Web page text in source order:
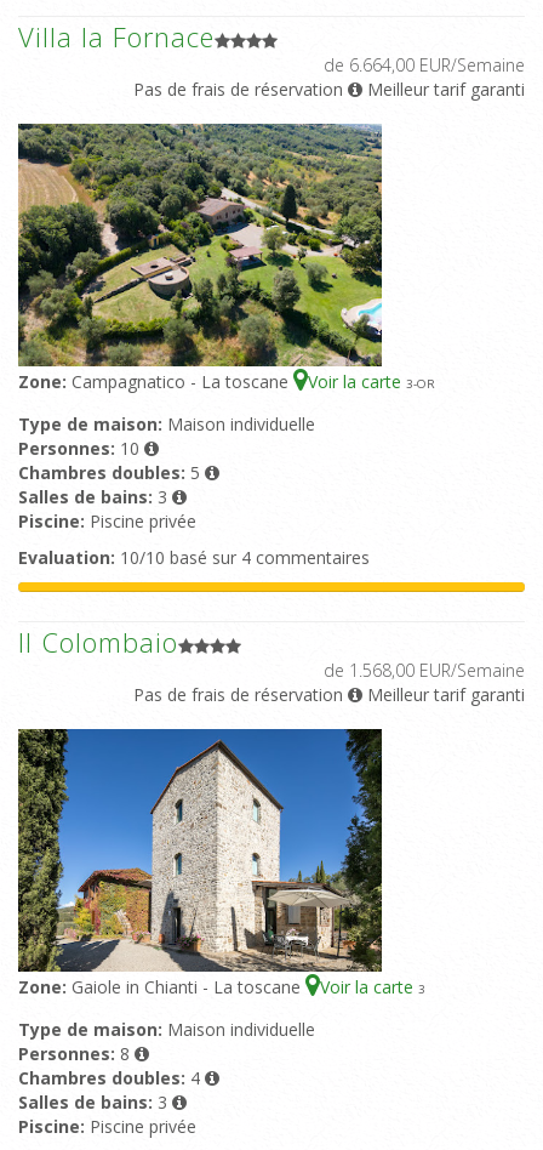
Villa la Fornace
de 6.664,00 EUR/Semaine
Pas de frais de réservation
Meilleur tarif garanti
Zone: Campagnatico - La toscane Voir la carte 3-OR
Type de maison: Maison individuelle
Personnes: 10
Chambres doubles: 5
Salles de bains: 3
Piscine: Piscine privée
Evaluation: 10/10 basé sur 4 commentaires
Il Colombaio
de 1.568,00 EUR/Semaine
Pas de frais de réservation
Meilleur tarif garanti
Zone: Gaiole in Chianti - La toscane Voir la carte 3
Type de maison: Maison individuelle
Personnes: 8
Chambres doubles: 4
Salles de bains: 3
Piscine: Piscine privée